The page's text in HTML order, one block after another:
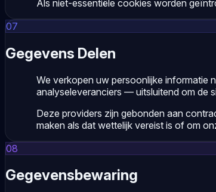
Als niet-essentiële cookies worden
07
Gegevens Delen
We verkopen uw persoonlijke informatie
analyseleveranciers — uitsluitend om de
Deze providers zijn gebonden aan
maken als dat wettelijk vereist is of om
08
Gegevensbewaring